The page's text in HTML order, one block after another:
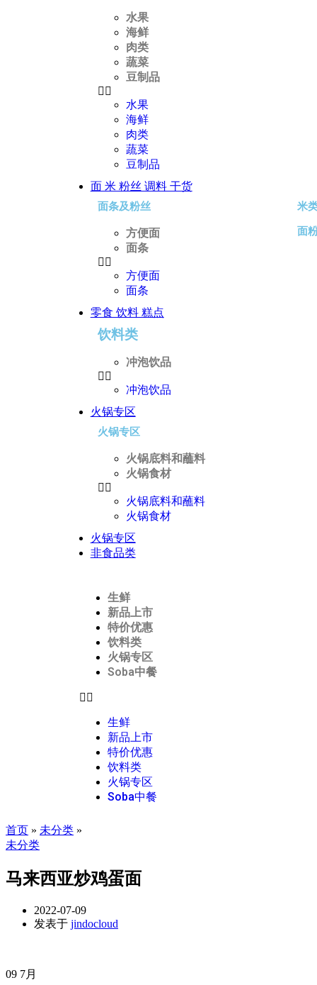
水果
海鲜
肉类
蔬菜
豆制品
水果
海鲜
肉类
蔬菜
豆制品
面 米 粉丝 调料 干货
面条及粉丝
方便面
面条
方便面
面条
米
面
零食 饮料 糕点
饮料类
冲泡饮品
冲泡饮品
火锅专区
火锅专区
火锅底料和蘸料
火锅食材
火锅底料和蘸料
火锅食材
火锅专区
非食品类
生鲜
新品上市
特价优惠
饮料类
火锅专区
Soba中餐
生鲜
新品上市
特价优惠
饮料类
火锅专区
Soba中餐
首页 » 未分类 »
未分类
马来西亚炒鸡蛋面
2022-07-09
发表于 jindocloud
09 7月